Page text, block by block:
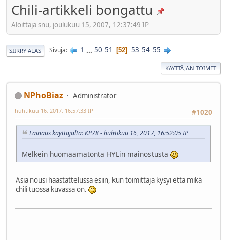
Chili-artikkeli bongattu
Aloittaja snu, joulukuu 15, 2007, 12:37:49 IP
SIIRRY ALAS Sivuja 1 ... 50 51 52 53 54 55
KÄYTTÄJÄN TOIMET
NPhoBiaz
Administrator
#1020
huhtikuu 16, 2017, 16:57:33 IP
Lainaus käyttäjältä: KP78 - huhtikuu 16, 2017, 16:52:05 IP
Melkein huomaamatonta HYLin mainostusta
Asia nousi haastattelussa esiin, kun toimittaja kysyi että mikä
chili tuossa kuvassa on.